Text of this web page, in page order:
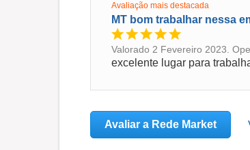
Avaliação mais destacada
MT bom trabalhar nessa
Valorado 2 Fevereiro 2023.
excelente lugar para
Avaliar a Rede Market